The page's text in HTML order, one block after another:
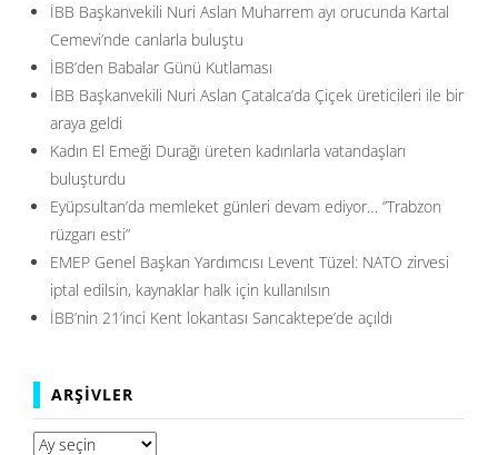
İBB Başkanvekili Nuri Aslan Muharrem ayı orucunda Kartal
Cemevi’nde canlarla buluştu
İBB’den Babalar Günü Kutlaması
İBB Başkanvekili Nuri Aslan Çatalca’da Çiçek üreticileri ile bir
araya geldi
Kadın El Emeği Durağı üreten kadınlarla vatandaşları
buluşturdu
Eyüpsultan’da memleket günleri devam ediyor… ”Trabzon
rüzgarı esti”
EMEP Genel Başkan Yardımcısı Levent Tüzel: NATO zirvesi
iptal edilsin, kaynaklar halk için kullanılsın
İBB’nin 21’inci Kent lokantası Sancaktepe’de açıldı
ARŞIVLER
Arşivler